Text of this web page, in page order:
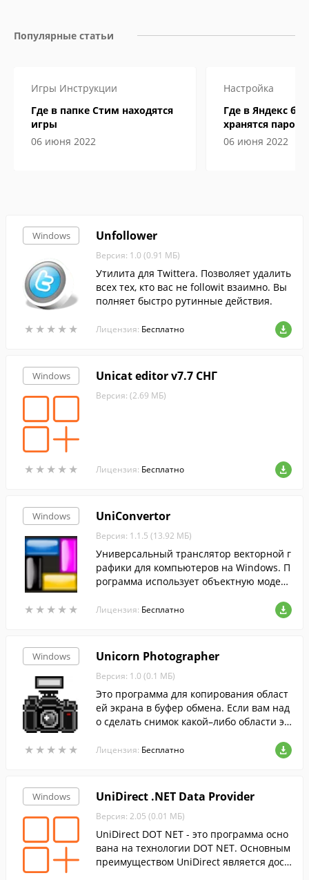
Популярные статьи
Игры Инструкции
Где в папке Стим находятся
игры
06 июня 2022
Настройка
Где в Яндекс
хранятся пароли
06 июня 2022
Windows
★ ★ ★ ★ ★
★ ★ ★ ★ ★
Unfollower
Версия: 1.0 (0.91 МБ)
Утилита для Twittera. Позволяет удалить
всех тех, кто вас не followit взаимно. Вы
полняет быстро рутинные действия.
Лицензия: Бесплатно
Windows
★ ★ ★ ★ ★
★ ★ ★ ★ ★
Unicat editor v7.7 СНГ
Версия: (2.69 МБ)
Лицензия: Бесплатно
Windows
★ ★ ★ ★ ★
★ ★ ★ ★ ★
UniConvertor
Версия: 1.1.5 (13.92 МБ)
Универсальный транслятор векторной г
рафики для компьютеров на Windows. П
рограмма использует объектную модель
ого формата в другой.
Лицензия: Бесплатно
Windows
★ ★ ★ ★ ★
★ ★ ★ ★ ★
Unicorn Photographer
Версия: 1.0 (0.1 МБ)
Это программа для копирования област
ей экрана в буфер обмена. Если вам над
о сделать снимок какой–либо области эк
Ctrl + Alt.
Лицензия: Бесплатно
Windows UniDirect .NET Data Provider
Версия: 2.05 (0.01 МБ)
UniDirect DOT NET - это программа осно
вана на технологии DOT NET. Основным
преимуществом UniDirect является дост